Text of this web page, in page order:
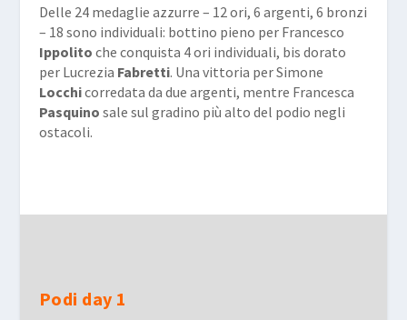
Delle 24 medaglie azzurre – 12 ori, 6 argenti, 6 bronzi
– 18 sono individuali: bottino pieno per Francesco
Ippolito che conquista 4 ori individuali, bis dorato
per Lucrezia Fabretti. Una vittoria per Simone
Locchicorredata da due argenti, mentre Francesca
Pasquino sale sul gradino più alto del podio negli
ostacoli.
Podi day 1